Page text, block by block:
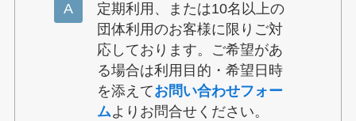
定期利用、または10名以上の
団体利用のお客様に限りご対
応しております。ご希望があ
る場合は利用目的・希望日時
を添えてお問い合わせフォー
ムよりお問合せください。